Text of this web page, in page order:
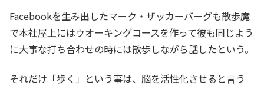
Facebookを生み出したマーク・ザッカーバーグも散歩魔
で本社屋上にはウオーキングコースを作って彼も同じよう
に大事な打ち合わせの時には散歩しながら話したという。
それだけ「歩く」という事は、脳を活性化させると言う